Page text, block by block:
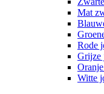
Mat
Rode
Grijze
Witte